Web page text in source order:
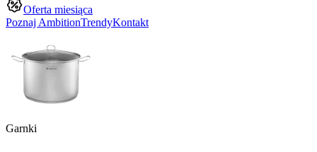
Oferta miesiąca
Poznaj AmbitionTrendyKontakt
Garnki